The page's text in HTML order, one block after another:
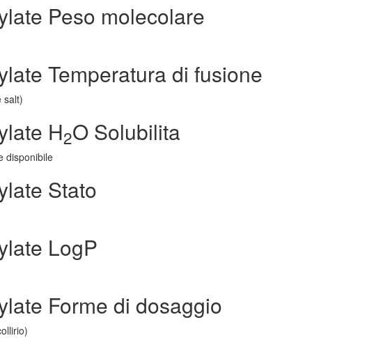
Peso molecolare
Temperatura di fusione
salt)
H2O Solubilita
disponibile
Stato
LogP
Forme di dosaggio